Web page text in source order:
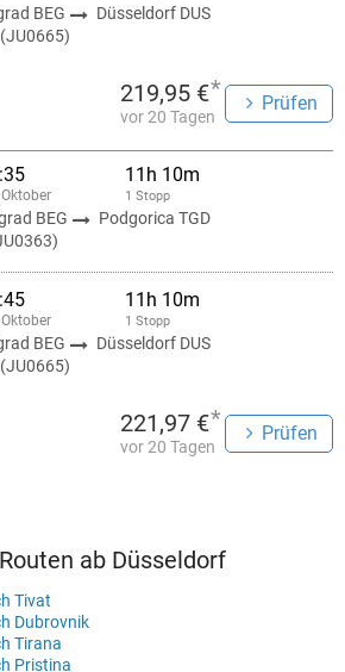
BEG
Düsseldorf DUS
219,95 €*
vor 20 Tagen
Prüfen
11h 10m
1 Stopp
BEG
Podgorica TGD
11h 10m
1 Stopp
BEG
Düsseldorf DUS
221,97 €*
vor 20 Tagen
Prüfen
ab Düsseldorf
Tivat
Dubrovnik
Tirana
Pristina